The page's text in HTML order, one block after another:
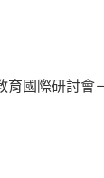
育國際研討